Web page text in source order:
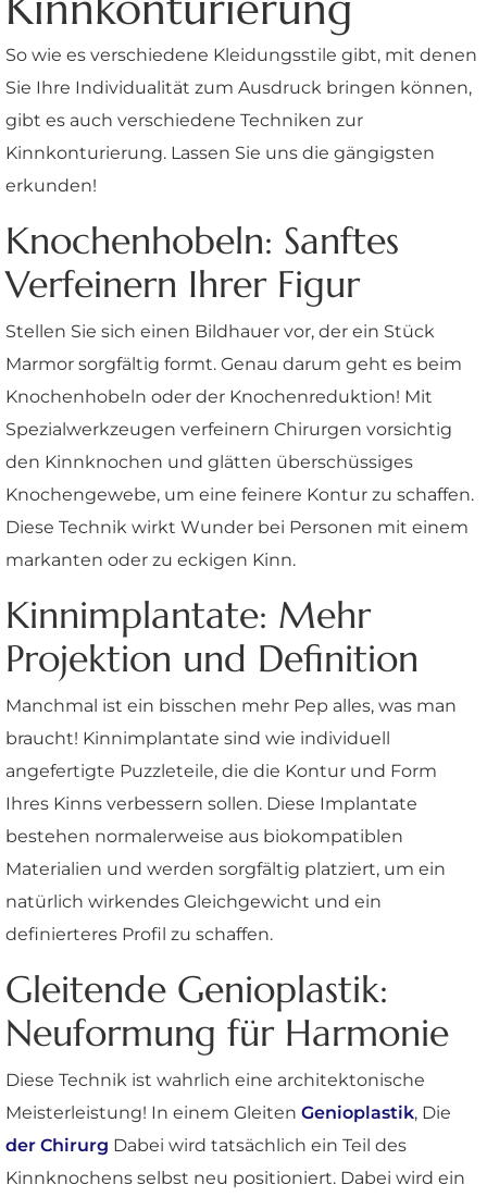
So wie es verschiedene Kleidungsstile gibt, mit denen
Sie Ihre Individualität zum Ausdruck bringen können,
gibt es auch verschiedene Techniken zur
Kinnkonturierung. Lassen Sie uns die gängigsten
erkunden!
Knochenhobeln: Sanftes
Verfeinern Ihrer Figur
Stellen Sie sich einen Bildhauer vor, der ein Stück
Marmor sorgfältig formt. Genau darum geht es beim
Knochenhobeln oder der Knochenreduktion! Mit
Spezialwerkzeugen verfeinern Chirurgen vorsichtig
den Kinnknochen und glätten überschüssiges
Knochengewebe, um eine feinere Kontur zu schaffen.
Diese Technik wirkt Wunder bei Personen mit einem
markanten oder zu eckigen Kinn.
Kinnimplantate: Mehr
Projektion und Definition
Manchmal ist ein bisschen mehr Pep alles, was man
braucht! Kinnimplantate sind wie individuell
angefertigte Puzzleteile, die die Kontur und Form
Ihres Kinns verbessern sollen. Diese Implantate
bestehen normalerweise aus biokompatiblen
Materialien und werden sorgfältig platziert, um ein
natürlich wirkendes Gleichgewicht und ein
definierteres Profil zu schaffen.
Gleitende Genioplastik:
Neuformung für Harmonie
Diese Technik ist wahrlich eine architektonische
Meisterleistung! In einem Gleiten Genioplastik, Die
der Chirurg Dabei wird tatsächlich ein Teil des
Kinnknochens selbst neu positioniert. Dabei wird ein